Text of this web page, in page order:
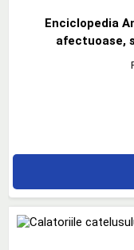
Enciclopedia
afectuoase,